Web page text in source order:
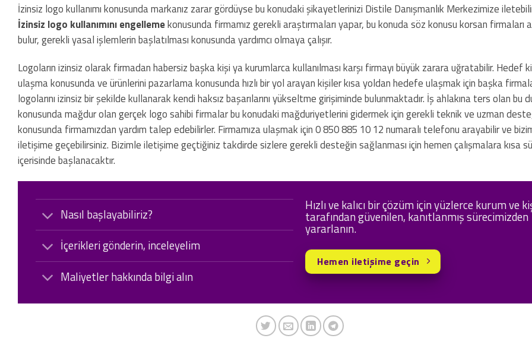
İzinsiz logo kullanımı konusunda markanız zarar gördüyse bu konudaki şikayetlerinizi Distile Danışmanlık Merkezimize
İzinsiz logo kullanımını engellemekonusunda firmamız gerekli araştırmaları yapar, bu konuda söz konusu korsan firmaları
bulur, gerekli yasal işlemlerin başlatılması konusunda yardımcı olmaya çalışır.
Logoların izinsiz olarak firmadan habersiz başka kişi ya kurumlarca kullanılması karşı firmayı büyük zarara uğratabilir. Hedef
ulaşma konusunda ve ürünlerini pazarlama konusunda hızlı bir yol arayan kişiler kısa yoldan hedefe ulaşmak için başka
logolarını izinsiz bir şekilde kullanarak kendi haksız başarılarını yükseltme girişiminde bulunmaktadır. İş ahlakına ters olan bu
konusunda mağdur olan gerçek logo sahibi firmalar bu konudaki mağduriyetlerini gidermek için gerekli teknik ve uzman
konusunda firmamızdan yardım talep edebilirler. Firmamıza ulaşmak için 0 850 885 10 12 numaralı telefonu arayabilir ve
iletişime geçebilirsiniz. Bizimle iletişime geçtiğiniz takdirde sizlere gerekli desteğin sağlanması için hemen çalışmalara kısa
içerisinde başlanacaktır.
Nasıl başlayabiliriz?
İçerikleri gönderin, inceleyelim
Maliyetler hakkında bilgi alın
Hızlı ve kalıcı bir çözüm için yüzlerce kurum ve
tarafından güvenilen, kanıtlanmış sürecimizden
yararlanın.
Hemen iletişime geçin